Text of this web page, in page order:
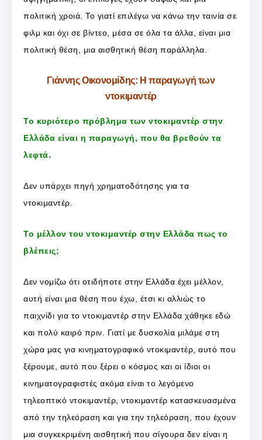
πολιτική χροιά. Το γιατί επιλέγω να κάνω την ταινία σε
φιλμ και όχι σε βίντεο, μέσα σε όλα τα άλλα, είναι μια
πολιτική θέση, μια αισθητική θέση παράλληλα.
Γιάννης Οικονομίδης: Η παραγωγή των
ντοκιμαντέρ
Το κυριότερο πρόβλημα των ντοκιμαντέρ στην
Ελλάδα είναι η παραγωγή, που θα βρεθούν τα
λεφτά.
Δεν υπάρχει πηγή χρηματοδότησης για τα
ντοκιμαντέρ.
Το μέλλον του ντοκιμαντέρ στην Ελλάδα πως το
βλέπεις;
Δεν νομίζω ότι οτιδήποτε στην Ελλάδα έχει μέλλον,
αυτή είναι μια θέση που έχω, έτσι κι αλλιώς το
παιχνίδι για το ντοκιμαντέρ στην Ελλάδα χάθηκε εδώ
και πολύ καιρό πριν. Γιατί με δυσκολία μιλάμε στη
χώρα μας για κινηματογραφικό ντοκιμαντέρ, αυτό που
ξέρουμε, αυτό που ξέρει ο κόσμος και οι ίδιοι οι
κινηματογραφιστές ακόμα είναι το λεγόμενο
τηλεοπτικό ντοκιμαντέρ, ντοκιμαντέρ κατασκευασμένα
από την τηλεόραση και για την τηλεόραση, που έχουν
μια συγκεκριμένη αισθητική που σίγουρα δεν είναι η